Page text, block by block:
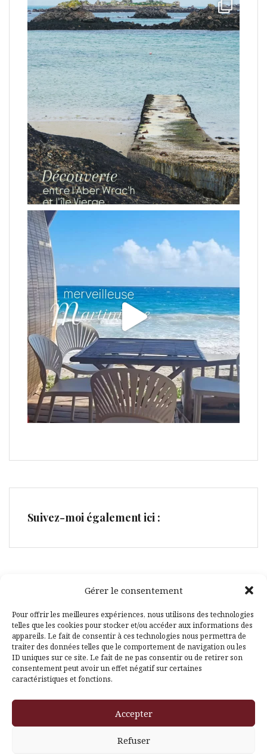
Gérer le consentement
Pour offrir les meilleures expériences, nous utilisons des technologies
telles que les cookies pour stocker et/ou accéder aux informations des
appareils. Le fait de consentir à ces technologies nous permettra de
traiter des données telles que le comportement de navigation ou les
ID uniques sur ce site. Le fait de ne pas consentir ou de retirer son
consentement peut avoir un effet négatif sur certaines
caractéristiques et fonctions.
Accepter
Refuser
Suivez-moi également ici :
Facebook
Pinterest
Themeisle